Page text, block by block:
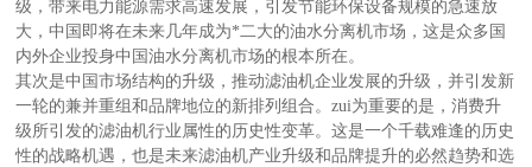
级，带来电力能源需求高速发展，引发节能环保设备规模的急速放
大，中国即将在未来几年成为*二大的油水分离机市场，这是众多国
内外企业投身中国油水分离机市场的根本所在。
其次是中国市场结构的升级，推动滤油机企业发展的升级，并引发新
一轮的兼并重组和品牌地位的新排列组合。zui为重要的是，消费升
级所引发的滤油机行业属性的历史性变革。这是一个千载难逢的历史
性的战略机遇，也是未来滤油机产业升级和品牌提升的必然趋势和选